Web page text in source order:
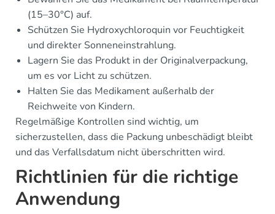
(15–30°C) auf.
Schützen Sie Hydroxychloroquin vor Feuchtigkeit
und direkter Sonneneinstrahlung.
Lagern Sie das Produkt in der Originalverpackung,
um es vor Licht zu schützen.
Halten Sie das Medikament außerhalb der
Reichweite von Kindern.
Regelmäßige Kontrollen sind wichtig, um
sicherzustellen, dass die Packung unbeschädigt bleibt
und das Verfallsdatum nicht überschritten wird.
Richtlinien für die richtige
Anwendung